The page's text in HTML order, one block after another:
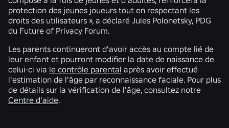
protection des jeunes joueurs tout en respectant les
droits des utilisateurs », a déclaré Jules Polonetsky, PDG
du Future of Privacy Forum.
Les parents continueront d'avoir accès au compte lié de
leur enfant et pourront modifier la date de naissance de
celui-ci via le contrôle parental après avoir effectué
l'estimation de l'âge par reconnaissance faciale. Pour plus
de détails sur la vérification de l'âge, consultez notre
Centre d'aide.